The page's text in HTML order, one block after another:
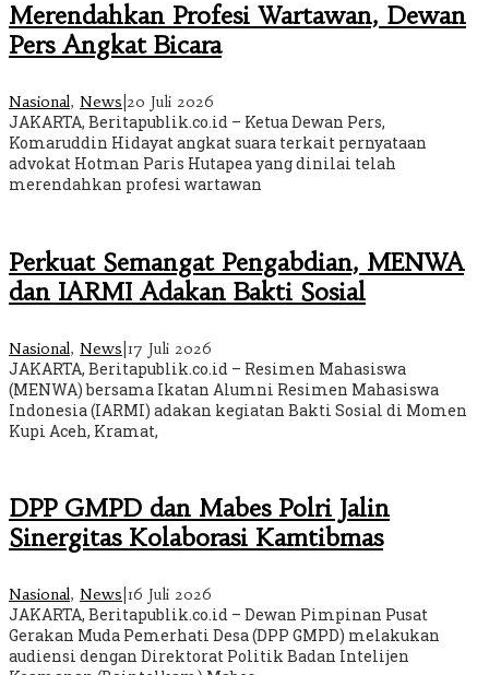
Merendahkan Profesi Wartawan, Dewan
Pers Angkat Bicara
Nasional, News 20 Juli 2026
JAKARTA, Beritapublik.co.id – Ketua Dewan Pers,
Komaruddin Hidayat angkat suara terkait pernyataan
advokat Hotman Paris Hutapea yang dinilai telah
merendahkan profesi wartawan
Perkuat Semangat Pengabdian, MENWA
dan IARMI Adakan Bakti Sosial
Nasional, News 17 Juli 2026
JAKARTA, Beritapublik.co.id – Resimen Mahasiswa
(MENWA) bersama Ikatan Alumni Resimen Mahasiswa
Indonesia (IARMI) adakan kegiatan Bakti Sosial di Momen
Kupi Aceh, Kramat,
DPP GMPD dan Mabes Polri Jalin
Sinergitas Kolaborasi Kamtibmas
Nasional, News 16 Juli 2026
JAKARTA, Beritapublik.co.id – Dewan Pimpinan Pusat
Gerakan Muda Pemerhati Desa (DPP GMPD) melakukan
audiensi dengan Direktorat Politik Badan Intelijen